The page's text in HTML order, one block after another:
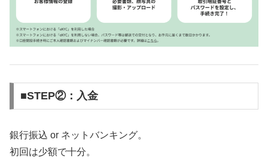
■STEP②：入金
銀行振込 or ネットバンキング。
初回は少額で十分。